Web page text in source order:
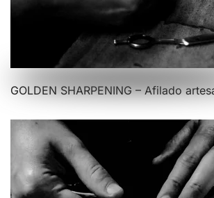
GOLDEN SHARPENING – Afilado